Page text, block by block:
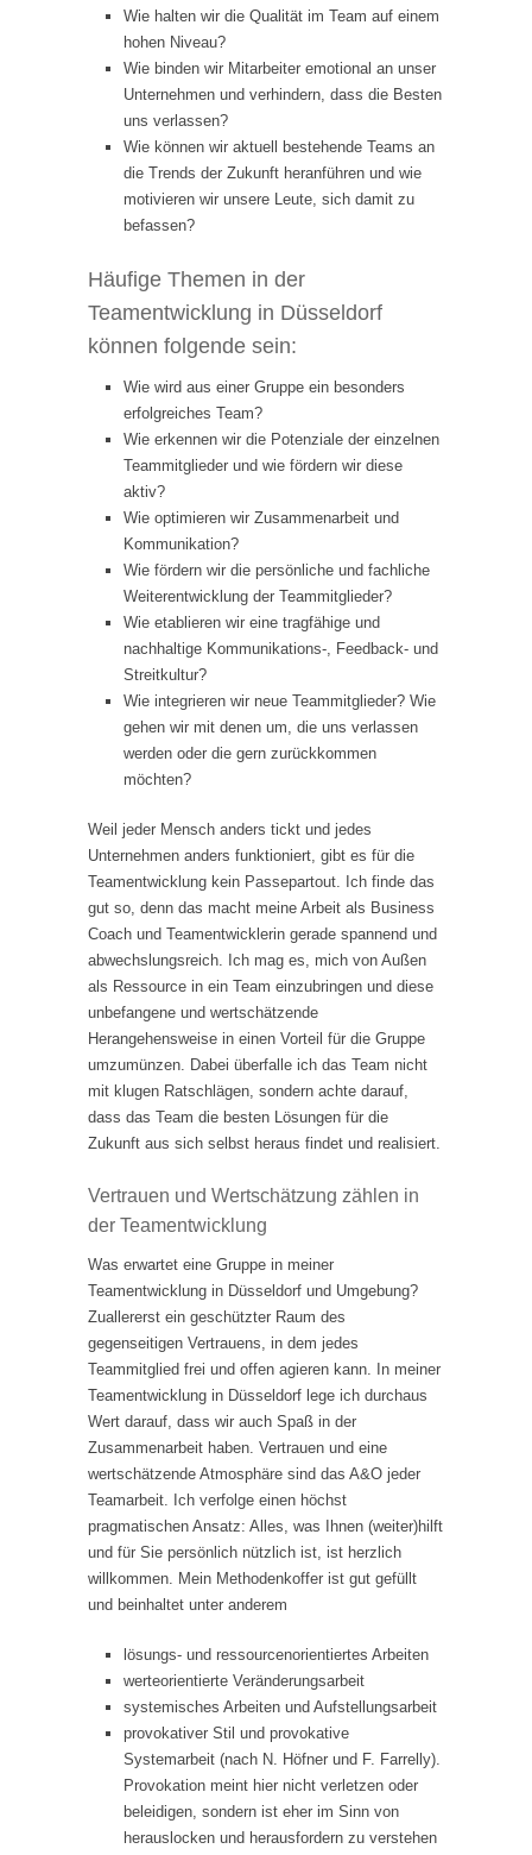
Wie halten wir die Qualität im Team auf einem
hohen Niveau?
Wie binden wir Mitarbeiter emotional an unser
Unternehmen und verhindern, dass die Besten
uns verlassen?
Wie können wir aktuell bestehende Teams an
die Trends der Zukunft heranführen und wie
motivieren wir unsere Leute, sich damit zu
befassen?
Häufige Themen in der
Teamentwicklung in Düsseldorf
können folgende sein:
Wie wird aus einer Gruppe ein besonders
erfolgreiches Team?
Wie erkennen wir die Potenziale der einzelnen
Teammitglieder und wie fördern wir diese
aktiv?
Wie optimieren wir Zusammenarbeit und
Kommunikation?
Wie fördern wir die persönliche und fachliche
Weiterentwicklung der Teammitglieder?
Wie etablieren wir eine tragfähige und
nachhaltige Kommunikations-, Feedback- und
Streitkultur?
Wie integrieren wir neue Teammitglieder? Wie
gehen wir mit denen um, die uns verlassen
werden oder die gern zurückkommen
möchten?
Weil jeder Mensch anders tickt und jedes
Unternehmen anders funktioniert, gibt es für die
Teamentwicklung kein Passepartout. Ich finde das
gut so, denn das macht meine Arbeit als Business
Coach und Teamentwicklerin gerade spannend und
abwechslungsreich. Ich mag es, mich von Außen
als Ressource in ein Team einzubringen und diese
unbefangene und wertschätzende
Herangehensweise in einen Vorteil für die Gruppe
umzumünzen. Dabei überfalle ich das Team nicht
mit klugen Ratschlägen, sondern achte darauf,
dass das Team die besten Lösungen für die
Zukunft aus sich selbst heraus findet und realisiert.
Vertrauen und Wertschätzung zählen in
der Teamentwicklung
Was erwartet eine Gruppe in meiner
Teamentwicklung in Düsseldorf und Umgebung?
Zuallererst ein geschützter Raum des
gegenseitigen Vertrauens, in dem jedes
Teammitglied frei und offen agieren kann. In meiner
Teamentwicklung in Düsseldorf lege ich durchaus
Wert darauf, dass wir auch Spaß in der
Zusammenarbeit haben. Vertrauen und eine
wertschätzende Atmosphäre sind das A&O jeder
Teamarbeit. Ich verfolge einen höchst
pragmatischen Ansatz: Alles, was Ihnen (weiter)hilft
und für Sie persönlich nützlich ist, ist herzlich
willkommen. Mein Methodenkoffer ist gut gefüllt
und beinhaltet unter anderem
lösungs- und ressourcenorientiertes Arbeiten
werteorientierte Veränderungsarbeit
systemisches Arbeiten und Aufstellungsarbeit
provokativer Stil und provokative
Systemarbeit (nach N. Höfner und F. Farrelly).
Provokation meint hier nicht verletzen oder
beleidigen, sondern ist eher im Sinn von
herauslocken und herausfordern zu verstehen